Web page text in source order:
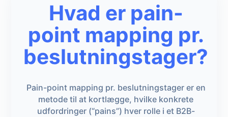
Hvad er pain-
point mapping pr.
beslutningstager?
Pain-point mapping pr. beslutningstager er en
metode til at kortlægge, hvilke konkrete
udfordringer (“pains”) hver rolle i et B2B-